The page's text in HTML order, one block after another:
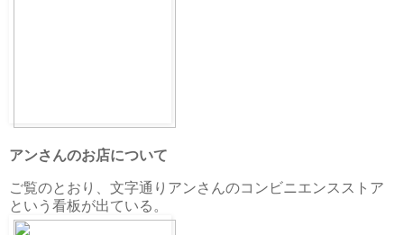
アンさんのお店について
ご覧のとおり、文字通りアンさんのコンビニエンスストア
という看板が出ている。